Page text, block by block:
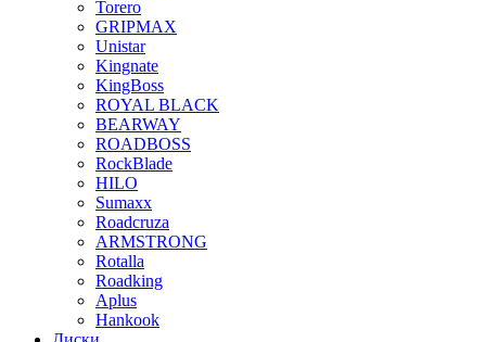
Torero
GRIPMAX
Unistar
Kingnate
KingBoss
ROYAL BLACK
BEARWAY
ROADBOSS
RockBlade
HILO
Sumaxx
Roadcruza
ARMSTRONG
Rotalla
Roadking
Aplus
Hankook